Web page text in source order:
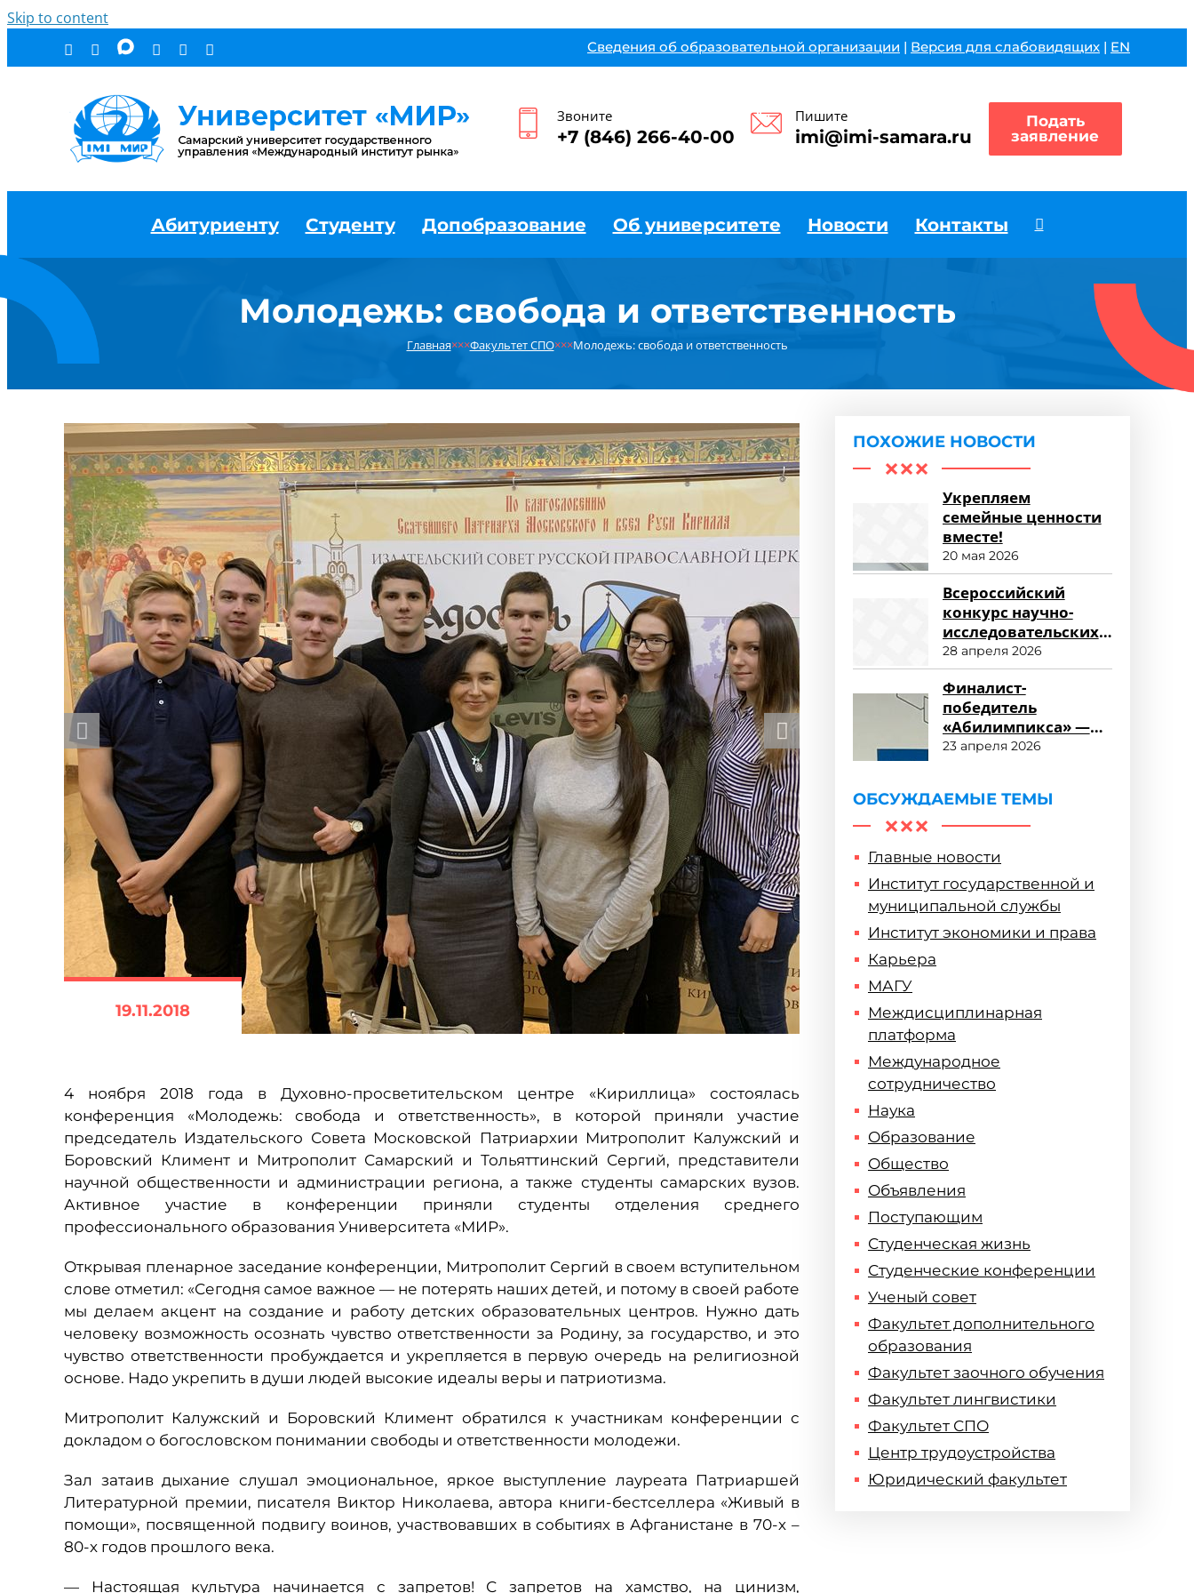
Skip to content
Сведения об образовательной организации | Версия для слабовидящих | EN
Звоните
+7 (846) 266-40-00
Пишите
imi@imi-samara.ru
Подать
заявление
Абитуриенту Студенту Допобразование Об университете Новости Контакты
Молодежь: свобода и ответственность
Главная×××Факультет СПО×××Молодежь: свобода и ответственность
19.11.2018
4 ноября 2018 года в Духовно-просветительском центре «Кириллица» состоялась
конференция «Молодежь: свобода и ответственность», в которой приняли участие
председатель Издательского Совета Московской Патриархии Митрополит Калужский и
Боровский Климент и Митрополит Самарский и Тольяттинский Сергий, представители
научной общественности и администрации региона, а также студенты самарских вузов.
Активное участие в конференции приняли студенты отделения среднего
профессионального образования Университета «МИР».
Открывая пленарное заседание конференции, Митрополит Сергий в своем вступительном
слове отметил: «Сегодня самое важное — не потерять наших детей, и потому в своей работе
мы делаем акцент на создание и работу детских образовательных центров. Нужно дать
человеку возможность осознать чувство ответственности за Родину, за государство, и это
чувство ответственности пробуждается и укрепляется в первую очередь на религиозной
основе. Надо укрепить в души людей высокие идеалы веры и патриотизма.
Митрополит Калужский и Боровский Климент обратился к участникам конференции с
докладом о богословском понимании свободы и ответственности молодежи.
Зал затаив дыхание слушал эмоциональное, яркое выступление лауреата Патриаршей
Литературной премии, писателя Виктор Николаева, автора книги-бестселлера «Живый в
помощи», посвященной подвигу воинов, участвовавших в событиях в Афганистане в 70-х –
80-х годов прошлого века.
— Настоящая культура начинается с запретов! С запретов на хамство, на цинизм,
ПОХОЖИЕ НОВОСТИ
Укрепляем
семейные ценности
вместе!
20 мая 2026
Всероссийский
конкурс научно-
исследовательских
работ «Научный
потенциал СПО»
28 апреля 2026
Финалист-
победитель
«Абилимпикса» —
студент ФСПО
23 апреля 2026
ОБСУЖДАЕМЫЕ ТЕМЫ
Главные новости
Институт государственной и
муниципальной службы
Институт экономики и права
Карьера
МАГУ
Междисциплинарная
платформа
Международное
сотрудничество
Наука
Образование
Общество
Объявления
Поступающим
Студенческая жизнь
Студенческие конференции
Ученый совет
Факультет дополнительного
образования
Факультет заочного обучения
Факультет лингвистики
Факультет СПО
Центр трудоустройства
Юридический факультет